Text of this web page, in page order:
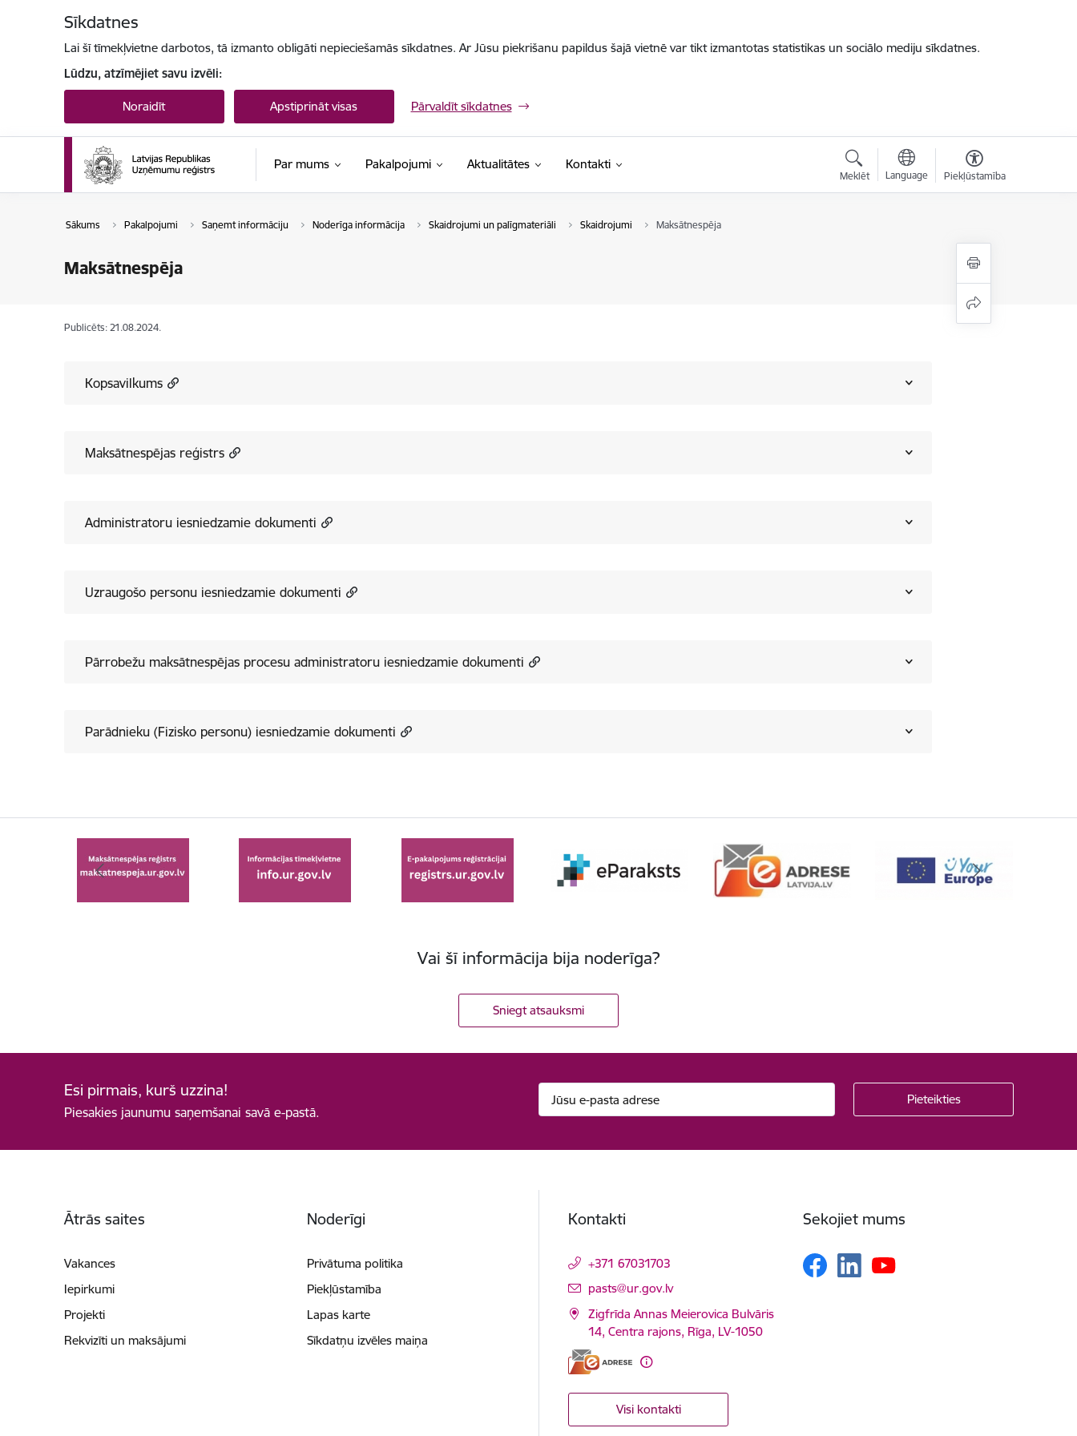
Sīkdatnes
Lai šī tīmekļvietne darbotos, tā izmanto obligāti nepieciešamās sīkdatnes. Ar Jūsu piekrišanu papildus šajā vietnē var tikt izmantotas statistikas un sociālo mediju sīkdatnes.
Lūdzu, atzīmējiet savu izvēli:
Noraidīt Apstiprināt visas Pārvaldīt sīkdatnes
Par mums Pakalpojumi Aktualitātes Kontakti
Meklēt Language Piekļūstamība
Sākums Pakalpojumi Saņemt informāciju Noderīga informācija Skaidrojumi un palīgmateriāli Skaidrojumi Maksātnespēja
Maksātnespēja
Publicēts: 21.08.2024.
Kopsavilkums
Maksātnespējas reģistrs
Administratoru iesniedzamie dokumenti
Uzraugošo personu iesniedzamie dokumenti
Pārrobežu maksātnespējas procesu administratoru iesniedzamie dokumenti
Parādnieku (Fizisko personu) iesniedzamie dokumenti
Vai šī informācija bija noderīga?
Sniegt atsauksmi
Esi pirmais, kurš uzzina!
Piesakies jaunumu saņemšanai savā e-pastā.
Ātrās saites
Vakances
Iepirkumi
Projekti
Rekvizīti un maksājumi
Noderīgi
Privātuma politika
Piekļūstamība
Lapas karte
Sīkdatņu izvēles maiņa
Kontakti
+371 67031703
E-pasts:
pasts@ur.gov.lv
Zigfrīda Annas Meierovica Bulvāris
14, Centra rajons, Rīga, LV-1050
Visi kontakti
Sekojiet mums